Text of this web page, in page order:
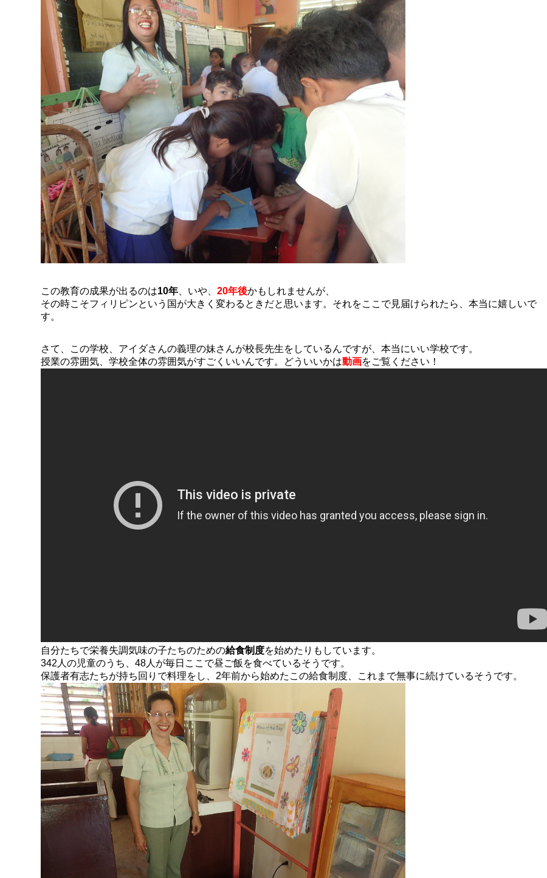
この教育の成果が出るのは10年 、いや、20年後かもしれませんが、
その時こそフィリピンという国が大きく変わるときだと思います。それをここで見届けられたら、本当に嬉しいで
す。
さて、この学校、アイダさんの義理の妹さんが校長先生をしているんですが、本当にいい学校です。
授業の雰囲気、学校全体の雰囲気がすごくいいんです。どういいかは動画をご覧ください！
自分たちで栄養失調気味の子たちのための給食制度を始めたりもしています。
342人の児童のうち、48人が毎日ここで昼ご飯を食べているそうです。
保護者有志たちが持ち回りで料理をし、2年前から始めたこの給食制度、これまで無事に続けているそうです。